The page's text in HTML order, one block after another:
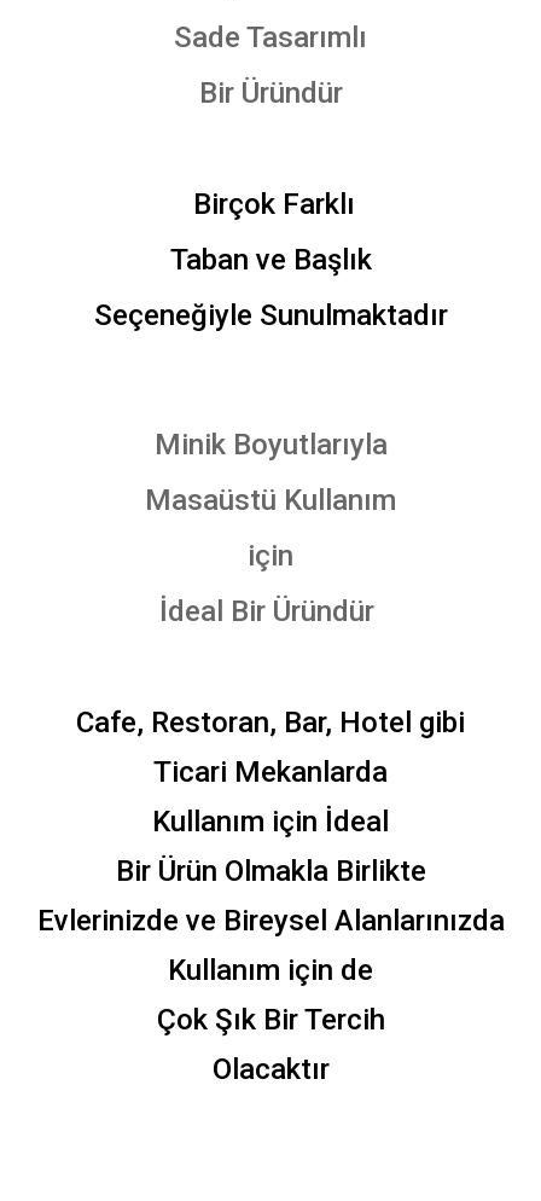
Sade Tasarımlı
Bir Üründür
Birçok Farklı
Taban ve Başlık
Seçeneğiyle Sunulmaktadır
Minik Boyutlarıyla
Masaüstü Kullanım
için
İdeal Bir Üründür
Cafe, Restoran, Bar, Hotel gibi
Ticari Mekanlarda
Kullanım için İdeal
Bir Ürün Olmakla Birlikte
Evlerinizde ve Bireysel Alanlarınızda
Kullanım için de
Çok Şık Bir Tercih
Olacaktır